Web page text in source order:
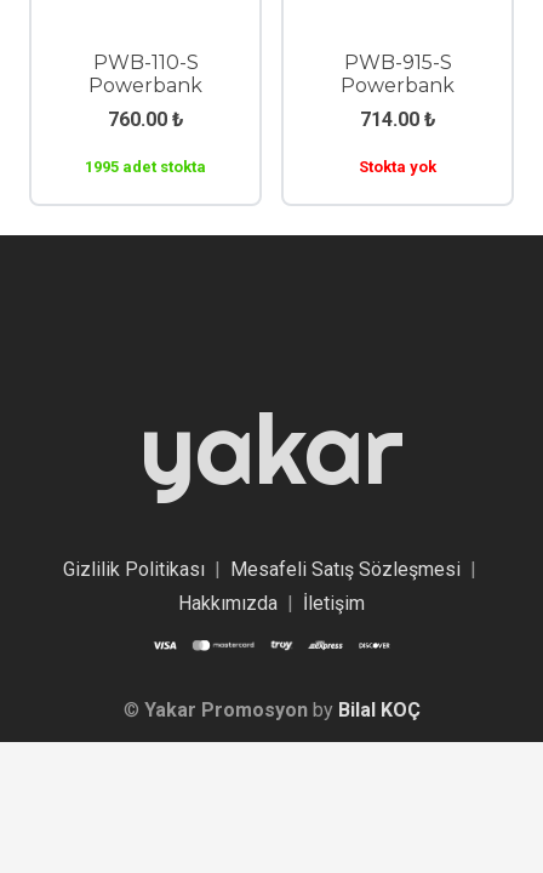
PWB-110-S
Powerbank
760.00 ₺
1995 adet stokta
PWB-915-S
Powerbank
714.00 ₺
Stokta yok
yakar
Gizlilik Politikası| Mesafeli Satış Sözleşmesi|
Hakkımızda
İletişim
© Yakar Promosyonby Bilal KOÇ